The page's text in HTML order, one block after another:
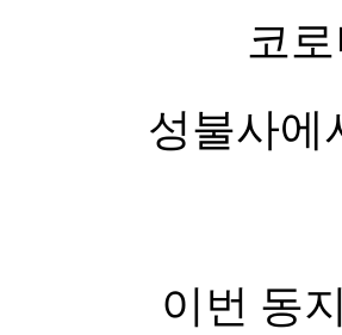
코
성불사에
이번 동